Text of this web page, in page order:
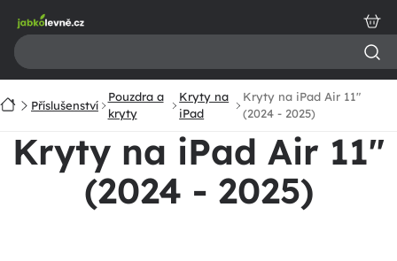
obsah
DomůPříslušenství
Pouzdra a
kryty
Kryty na
iPad
Kryty na iPad Air 11"
(2024 - 2025)
Kryty na iPad Air 11"
(2024 - 2025)